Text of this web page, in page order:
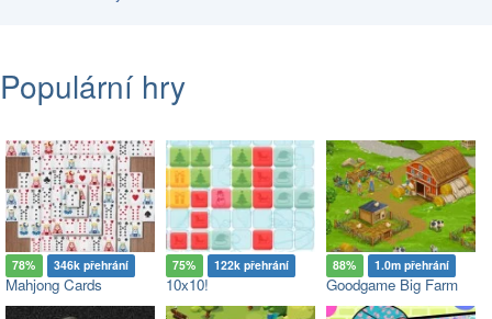
Populární hry
78% 346k přehrání
Mahjong Cards
75% 122k přehrání
10x10!
88% 1.0m přehrání
Goodgame Big Farm